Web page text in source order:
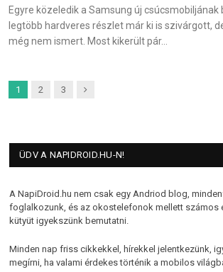
Egyre közeledik a Samsung új csúcsmobiljának
legtöbb hardveres részlet már ki is szivárgott,
még nem ismert. Most kikerült pár…
1 2 3 Next
ÜDV A NAPIDROID.HU-N!
A NapiDroid.hu nem csak egy Andriod blog,
foglalkozunk, és az okostelefonok mellett számos
kütyüt igyekszünk bemutatni.
Minden nap friss cikkekkel, hírekkel jelentkezünk,
megírni, ha valami érdekes történik a mobilos